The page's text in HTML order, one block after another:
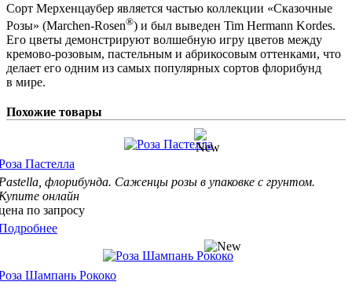
Сорт Мерхенцаубер является частью коллекции «Сказочные
Розы» (Marchen-Rosen®) и был выведен Tim Hermann Kordes.
Его цветы демонстрируют волшебную игру цветов между
кремово-розовым, пастельным и абрикосовым оттенками, что
делает его одним из самых популярных сортов флорибунд
в мире.
Похожие товары
Пастелла
флорибунда. Саженцы розы в упаковке с грунтом.
онлайн
по запросу
Шампань Рококо